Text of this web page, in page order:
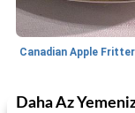
Canadian Apple
Boneless Chicken Recipes
Daha Az